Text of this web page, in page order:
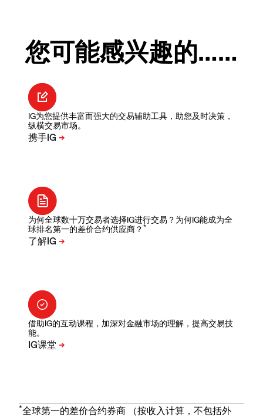
您可能感兴趣的……
IG为您提供丰富而强大的交易辅助工具，助您及时决策，
纵横交易市场。
为何全球数十万交易者选择IG进行交易？为何IG能成为全
球排名第一的差价合约供应商？ *
借助IG的互动课程，加深对金融市场的理解，提高交易技
能。
*全球第一的差价合约券商 （按收入计算，不包括外